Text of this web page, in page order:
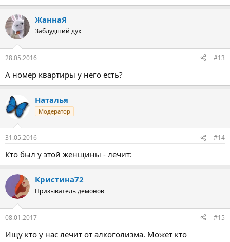
ЖаннаЯ
Заблудший дух
28.05.2016 #13
А номер квартиры у него есть?
Наталья
Модератор
31.05.2016 #14
Кто был у этой женщины - лечит:
Кристина72
Призыватель демонов
08.01.2017 #15
Ищу кто у нас лечит от алкоголизма. Может кто